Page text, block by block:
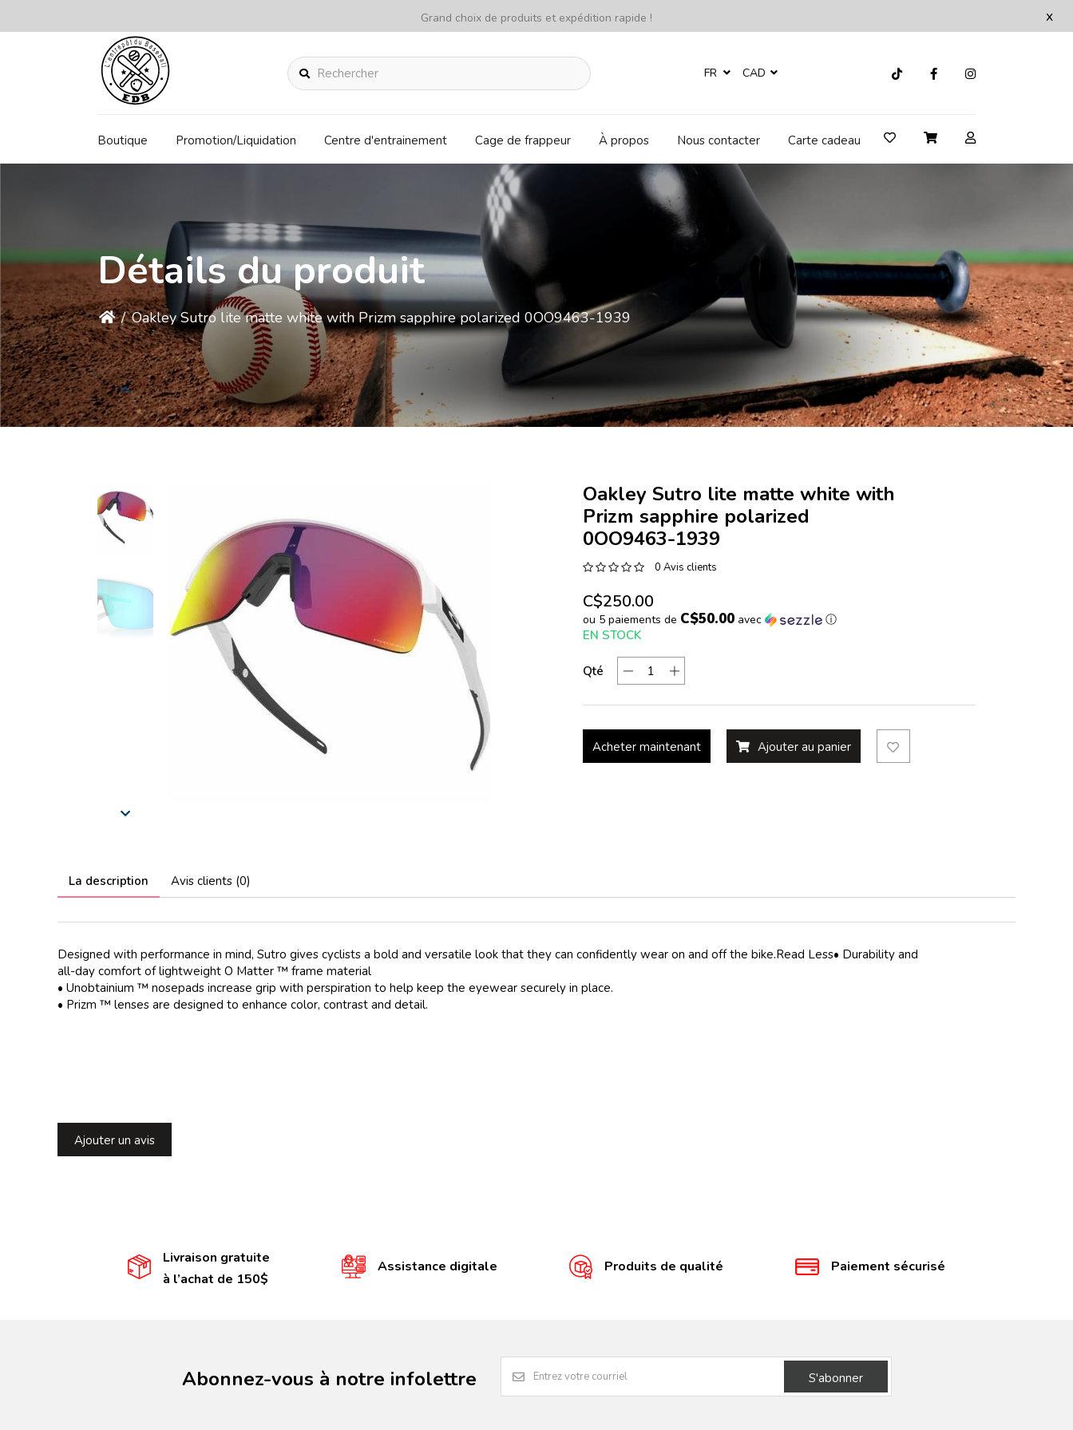
x
Grand choix de produits et expédition rapide !
Rechercher FR CAD
Boutique Promotion/Liquidation Centre d'entrainement Cage de frappeur À propos Nous contacter Carte cadeau
Détails du produit
/ Oakley Sutro lite matte white with Prizm sapphire polarized 0OO9463-1939
Oakley Sutro lite matte white with
Prizm sapphire polarized
0OO9463-1939
0 Avis clients
C$250.00
ou 5 paiements de C$50.00avec ⓘ
EN STOCK
Qté
Acheter maintenant Ajouter au panier
La description Avis clients (0)
Designed with performance in mind, Sutro gives cyclists a bold and versatile look that they can confidently wear on and off the bike.Read Less• Durability and
all-day comfort of lightweight O Matter ™ frame material
• Unobtainium ™ nosepads increase grip with perspiration to help keep the eyewear securely in place.
• Prizm ™ lenses are designed to enhance color, contrast and detail.
Ajouter un avis
Livraison gratuite
à l’achat de 150$
Assistance digitale Produits de qualité Paiement sécurisé
Abonnez-vous à notre infolettre S'abonner